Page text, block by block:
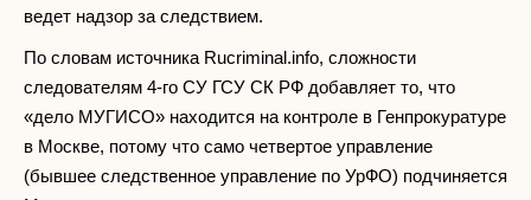
ведет надзор за следствием.
По словам источника Rucriminal.info, сложности
следователям 4-го СУ ГСУ СК РФ добавляет то, что
«дело МУГИСО» находится на контроле в Генпрокуратуре
в Москве, потому что само четвертое управление
(бывшее следственное управление по УрФО) подчиняется